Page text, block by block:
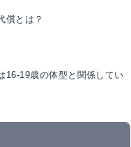
償とは？
16-19歳の体型と関係してい